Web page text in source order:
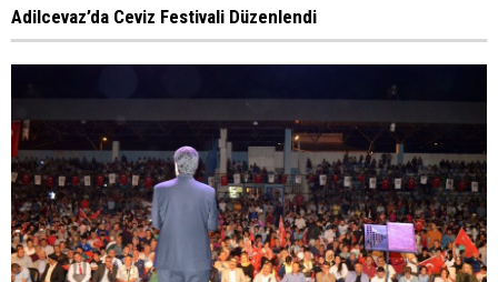
Adilcevaz’da Ceviz Festivali Düzenlendi